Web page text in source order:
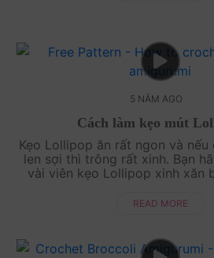
5 NĂM AGO
Cách làm kẹo mút
Kẹo Lollipop ăn rất ngon và nếu
len sợi thì trông rất xinh. Bạn
vài viên kẹo Lollipop xinh xăn
tiết có sẵn ở đây, bấm và
READ MORE